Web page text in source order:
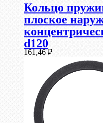
Кольцо
плоское
d120
161,46₽